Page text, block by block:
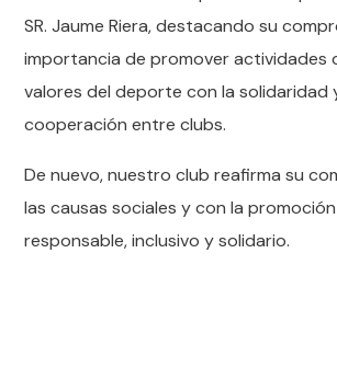
SR. Jaume Riera, destacando su
importancia de promover actividades
valores del deporte con la solidaridad
cooperación entre clubs.
De nuevo, nuestro club reafirma su
las causas sociales y con la
responsable, inclusivo y solidario.